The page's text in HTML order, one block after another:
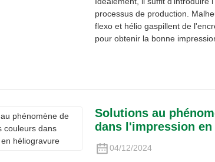
processus de production.
flexo et hélio gaspillent de
pour obtenir la bonne
Solutions au
dans l'impression
04/12/2024